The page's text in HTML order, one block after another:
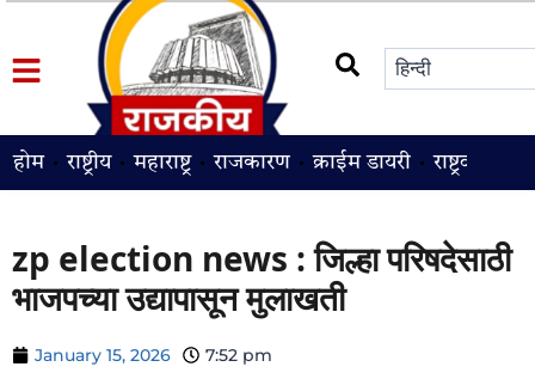
होम राष्ट्रीय महाराष्ट्र राजकारण क्राईम डायरी राष्ट्रवादी
zp election news : जिल्हा परिषदेसाठी
भाजपच्या उद्यापासून मुलाखती
January 15, 2026 7:52 pm